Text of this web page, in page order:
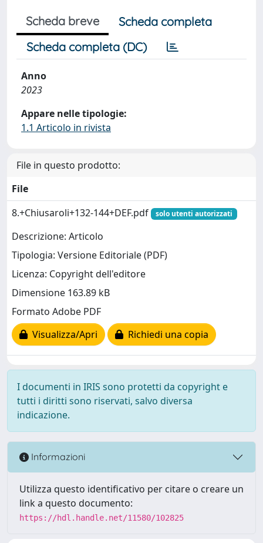
Scheda breve
Scheda completa
Scheda completa (DC)
Anno
2023
Appare nelle tipologie:
1.1 Articolo in rivista
File in questo prodotto:
File
8.+Chiusaroli+132-144+DEF.pdf
solo utenti autorizzati
Descrizione: Articolo
Tipologia: Versione Editoriale (PDF)
Licenza: Copyright dell'editore
Dimensione 163.89 kB
Formato Adobe PDF
Visualizza/Apri
Richiedi una copia
I documenti in IRIS sono protetti da copyright e
tutti i diritti sono riservati, salvo diversa
indicazione.
Informazioni
Utilizza questo identificativo per citare o creare un
link a questo documento:
https://hdl.handle.net/11580/102825